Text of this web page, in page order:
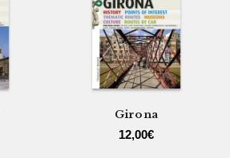
Girona
12,00€